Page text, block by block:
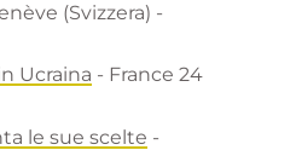
(Svizzera) -
Ucraina - France 24
le sue scelte -